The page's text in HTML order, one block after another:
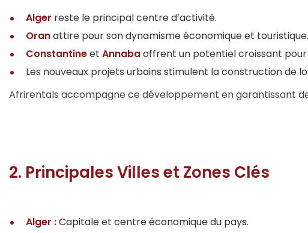
Alger reste le principal centre d’activité.
Oranattire pour son dynamisme économique et touristique.
Constantineet Annabaoffrent un potentiel croissant
Les nouveaux projets urbains stimulent la construction de
Afrirentals accompagne ce développement en garantissant
2. Principales Villes et Zones Clés
Alger :Capitale et centre économique du pays.